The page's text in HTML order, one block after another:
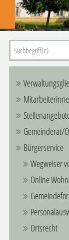
Gemeinderat/
Bürgerservice
Wegweiser
Online
Ortsrecht